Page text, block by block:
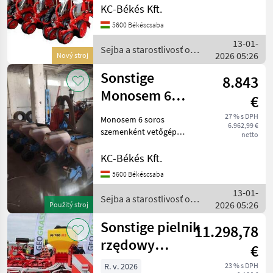
Nový stroj
BÉKÉS KFT. új és használt
alkatrészek és traktorok
KC-Békés Kft.
5600 Békéscsaba
Sejba a starostlivosť o
plodinu / Sonstige
13-01-
2026 05:26
Použitý stroj
Sonstige
Monosem 6
soros
szemenként
teleszkópos v
8.843
€
27 % s DPH
6.962,99 €
netto
Monosem 6 soros
szemenként vetőgép
képen található vetőgép:
szemenkénti vetőgép -Pro
vázzal -ku
KC-Békés Kft.
5600 Békéscsaba
Sejba a starostlivosť o
plodinu / Sonstige
13-01-
2026 05:26
Sonstige pielnik
rzędowy
DRAGON TP 9
11.298,78
€
23 % s DPH
R. v. 2026